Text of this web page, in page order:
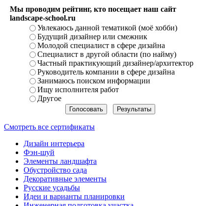
Мы проводим рейтинг, кто посещает наш сайт
landscape-school.ru
Увлекаюсь данной тематикой (моё хобби)
Будущий дизайнер или смежник
Молодой специалист в сфере дизайна
Специалист в другой области (по найму)
Частный практикующий дизайнер/архитектор
Руководитель компании в сфере дизайна
Занимаюсь поиском информации
Ищу исполнителя работ
Другое
Смотреть все сертификаты
Дизайн интерьера
Фэн-шуй
Элементы ландшафта
Обустройство сада
Декоративные элементы
Русские усадьбы
Идеи и варианты планировки